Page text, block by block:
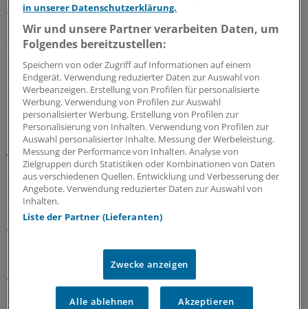
Wenn sich durch Aufklärung und Beratung keine breite
Immunisierung der Bevölkerung herstellen lasse, spricht
für Bergmann aus medizinischer Sicht vieles für eine
Impfpflicht. Sie auf bestimmte Altersgruppen
einzugrenzen, ergibt für ihn wenig Sinn.
Die von der Politik beschlossene Priorisierung bei den
PCR-Tests kann Bergmann nachvollziehen. Wichtig sei
jetzt eine breite Diskussion auf Bundesebene darüber,
an welchen Stellen diese Tests gebraucht werden. Wenn
Menschen Symptome haben und es einen positiven
Schnelltest gibt, sei der PCR-Test eigentlich nicht mehr
nötig, erläuterte er. „Wir brauchen die Tests überall da,
wo die Situation unklar ist und aus der Unklarheit
heraus möglicherweise ein Risiko entsteht“, sagte
Bergmann. Wenn die PCR-Tests gezielter eingesetzt
würden, könnten die Labore bald schon wieder zum
Normalbetrieb zurückkehren, erwartet er.(iss)
in unserer Datenschutzerklärung.
Wir und unsere Partner verarbeiten Daten, um
Folgendes bereitzustellen:
Speichern von oder Zugriff auf Informationen auf einem
Endgerät. Verwendung reduzierter Daten zur Auswahl von
Werbeanzeigen. Erstellung von Profilen für personalisierte
Werbung. Verwendung von Profilen zur Auswahl
personalisierter Werbung. Erstellung von Profilen zur
Personalisierung von Inhalten. Verwendung von Profilen zur
Auswahl personalisierter Inhalte. Messung der Werbeleistung.
Messung der Performance von Inhalten. Analyse von
Zielgruppen durch Statistiken oder Kombinationen von Daten
aus verschiedenen Quellen. Entwicklung und Verbesserung der
Angebote. Verwendung reduzierter Daten zur Auswahl von
Inhalten.
Liste der Partner (Lieferanten)
Zwecke anzeigen
Alle ablehnen Akzeptieren